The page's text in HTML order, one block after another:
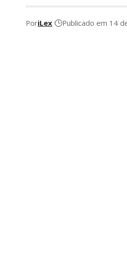
PoriLex Publicado em 14